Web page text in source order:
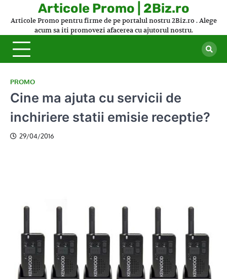
Articole Promo | 2Biz.ro
Articole Promo pentru firme de pe portalul nostru 2Biz.ro . Alege
acum sa iti promovezi afacerea cu ajutorul nostru.
PROMO
Cine ma ajuta cu servicii de
inchiriere statii emisie receptie?
29/04/2016